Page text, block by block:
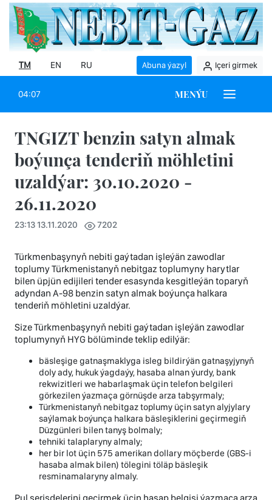
TM EN RU Abuna ýazyl Içeri girmek
04:07 MENÝU
TNGIZT benzin satyn almak
boýunça tenderiň möhletini
uzaldýar: 30.10.2020 -
26.11.2020
23:13 13.11.2020 7202
Türkmenbaşynyň nebiti gaýtadan işleýän zawodlar
toplumy Türkmenistanyň nebitgaz toplumyny harytlar
bilen üpjün edijileri tender esasynda kesgitleýän toparyň
adyndan А-98 benzin satyn almak boýunça halkara
tenderiň möhletini uzaldýar.
Size Türkmenbaşynyň nebiti gaýtadan işleýän zawodlar
toplumynyň HYG bölüminde teklip edilýär:
bäsleşige gatnaşmaklyga isleg bildirýän gatnaşyjynyň
doly ady, hukuk ýagdaýy, hasaba alnan ýurdy, bank
rekwizitleri we habarlaşmak üçin telefon belgileri
görkezilen ýazmaça görnüşde arza tabşyrmaly;
Türkmenistanyň nebitgaz toplumy üçin satyn alyjylary
saýlamak boýunça halkara bäsleşiklerini geçirmegiň
Düzgünleri bilen tanyş bolmaly;
tehniki talaplaryny almaly;
her bir lot üçin 575 amerikan dollary möçberde (GBS-i
hasaba almak bilen) tölegini töläp bäsleşik
resminamalaryny almaly.
Pul serişdelerini geçirmek üçin hasap belgisi ýazmaça arza